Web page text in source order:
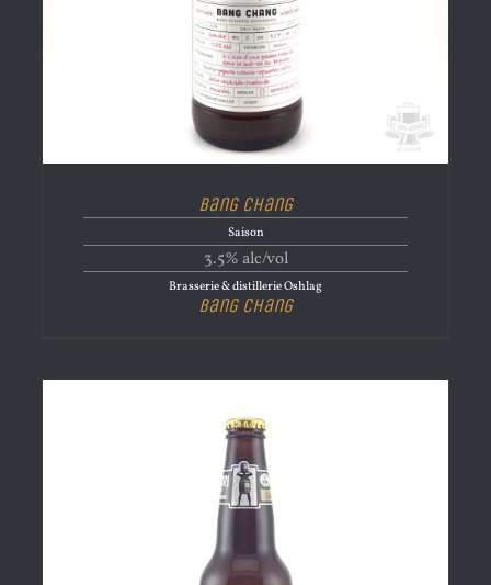
Bang Chang
Saison
3.5% alc/vol
Brasserie & distillerie Oshlag
Bang Chang